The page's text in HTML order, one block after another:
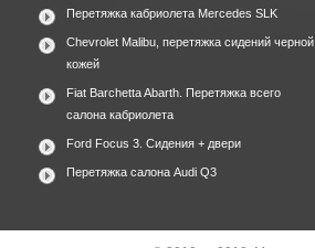
Перетяжка кабриолета Mercedes SLK
Chevrolet Malibu, перетяжка сидений черной
кожей
Fiat Barchetta Abarth. Перетяжка всего
салона кабриолета
Ford Focus 3. Сидения + двери
Перетяжка салона Audi Q3